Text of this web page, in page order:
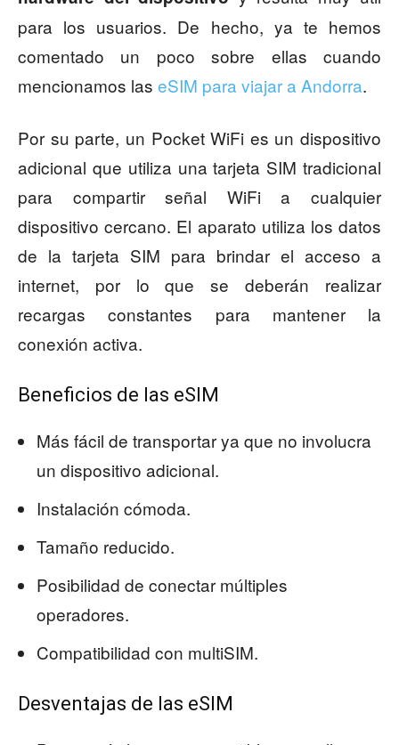
para los usuarios. De hecho, ya te hemos
comentado un poco sobre ellas cuando
mencionamos las eSIM para viajar a Andorra.
Por su parte, un Pocket WiFi es un dispositivo
adicional que utiliza una tarjeta SIM tradicional
para compartir señal WiFi a cualquier
dispositivo cercano. El aparato utiliza los datos
de la tarjeta SIM para brindar el acceso a
internet, por lo que se deberán realizar
recargas constantes para mantener la
conexión activa.
Beneficios de las eSIM
Más fácil de transportar ya que no involucra
un dispositivo adicional.
Instalación cómoda.
Tamaño reducido.
Posibilidad de conectar múltiples
operadores.
Compatibilidad con multiSIM.
Desventajas de las eSIM